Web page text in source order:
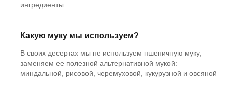
ингредиенты
Какую муку мы используем?
В своих десертах мы не используем пшеничную муку,
заменяем ее полезной альтернативной мукой:
миндальной, рисовой, черемуховой, кукурузной и овсяной